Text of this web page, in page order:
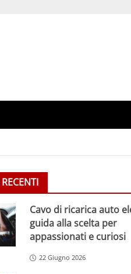
Cavo di ricarica auto
guida alla scelta per
appassionati e curiosi
22 Giugno 2026